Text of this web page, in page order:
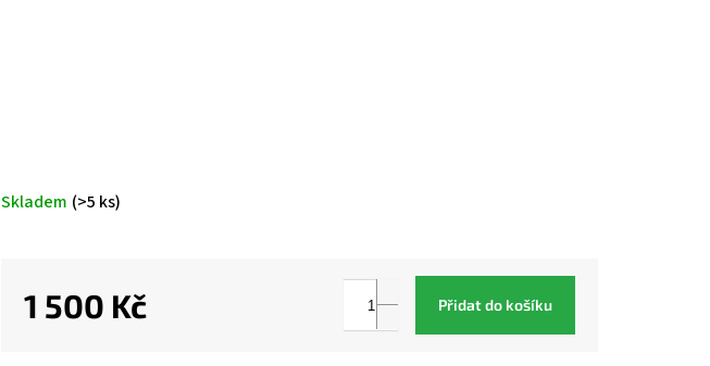
Skladem (>5 ks)
1 500 Kč Přidat do košíku